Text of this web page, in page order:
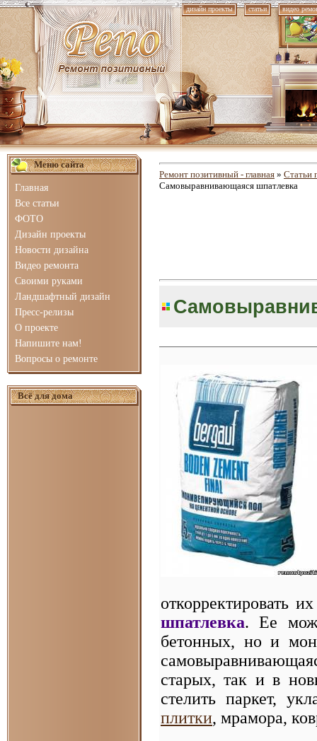
дизайн проекты статьи видео
Меню сайта
Главная
Все статьи
ФОТО
Дизайн проекты
Новости дизайна
Видео ремонта
Своими руками
Ландшафтный дизайн
Пресс-релизы
О проекте
Напишите нам!
Вопросы о ремонте
Всё для дома
Ремонт позитивный - главная » Статьи
Самовыравнивающаяся шпатлевка
откорректировать
шпатлевка. Ее
бетонных, но и
старых, так и в
стелить паркет,
плитки, мрамора,